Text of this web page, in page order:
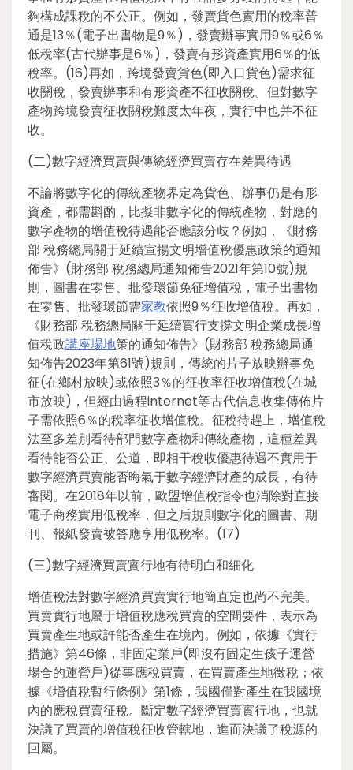
夠構成課稅的不公正。例如，發賣貨色實用的稅率普
通是13％(電子出書物是9％)，發賣辦事實用9％或6％
低稅率(古代辦事是6％)，發賣有形資產實用6％的低
稅率。(16)再如，跨境發賣貨色(即入口貨色)需求征
收關稅，發賣辦事和有形資產不征收關稅。但對數字
產物跨境發賣征收關稅難度太年夜，實行中也并不征
收。
(二)數字經濟買賣與傳統經濟買賣存在差異待遇
不論將數字化的傳統產物界定為貨色、辦事仍是有形
資產，都需斟酌，比擬非數字化的傳統產物，對應的
數字產物的增值稅待遇能否應該分歧？例如，《財務
部 稅務總局關于延續宣揚文明增值稅優惠政策的通知
佈告》(財務部 稅務總局通知佈告2021年第10號)規
則，圖書在零售、批發環節免征增值稅，電子出書物
在零售、批發環節需家教依照9％征收增值稅。再如，
《財務部 稅務總局關于延續實行支撐文明企業成長增
值稅政講座場地策的通知佈告》(財務部 稅務總局通
知佈告2023年第61號)規則，傳統的片子放映辦事免
征(在鄉村放映)或依照3％的征收率征收增值稅(在城
市放映)，但經由過程internet等古代信息收集傳佈片
子需依照6％的稅率征收增值稅。征稅待趕上，增值稅
法至多差別看待部門數字產物和傳統產物，這種差異
看待能否公正、公道，即相干稅收優惠待遇不實用于
數字經濟買賣能否晦氣于數字經濟財產的成長，有待
審閱。在2018年以前，歐盟增值稅指令也消除對直接
電子商務實用低稅率，但之后規則數字化的圖書、期
刊、報紙發賣被答應享用低稅率。(17)
(三)數字經濟買賣實行地有待明白和細化
增值稅法對數字經濟買賣實行地簡直定也尚不完美。
買賣實行地屬于增值稅應稅買賣的空間要件，表示為
買賣產生地或許能否產生在境內。例如，依據《實行
措施》第46條，非固定業戶(即沒有固定生孩子運營
場合的運營戶)從事應稅買賣，在買賣產生地徵稅；依
據《增值稅暫行條例》第1條，我國僅對產生在我國境
內的應稅買賣征稅。斷定數字經濟買賣實行地，也就
決議了買賣的增值稅征收管轄地，進而決議了稅源的
回屬。